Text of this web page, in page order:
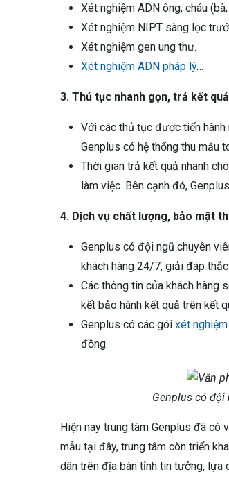
Xét nghiệm ADN ông, cháu (bà,
Xét nghiệm NIPT sàng lọc
Xét nghiệm gen ung thư.
Xét nghiệm ADN pháp lý…
3. Thủ tục nhanh gọn, trả kết
Với các thủ tục được tiến hành
Genplus có hệ thống thu mẫu
Thời gian trả kết quả nhanh
làm việc. Bên cạnh đó,
4. Dịch vụ chất lượng, bảo mật
Genplus có đội ngũ chuyên
khách hàng 24/7, giải đáp
Các thông tin của khách hàng
kết bảo hành kết quả trên kết
Genplus có các gói xét
đồng.
Genplus có đội
Hiện nay trung tâm Genplus đã có
mẫu tại đây, trung tâm còn triển
dân trên địa bàn tỉnh tin tưởng, lựa